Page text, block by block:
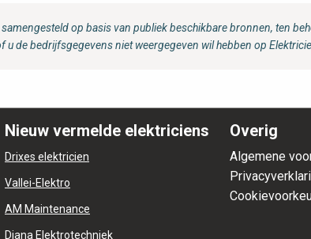
op basis van publiek beschikbare bronnen, ten
de bedrijfsgegevens niet weergegeven wil hebben op
Nieuw vermelde elektriciens
Drixes elektricien
Vallei-Elektro
AM Maintenance
Diana Elektrotechniek
Overig
Algemene